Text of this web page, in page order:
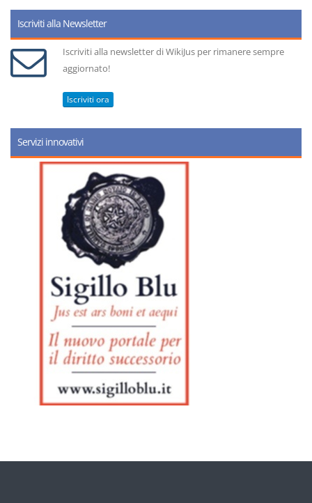
Iscriviti alla Newsletter
Iscriviti alla newsletter di WikiJus per rimanere sempre
aggiornato!
Iscriviti ora
Servizi innovativi